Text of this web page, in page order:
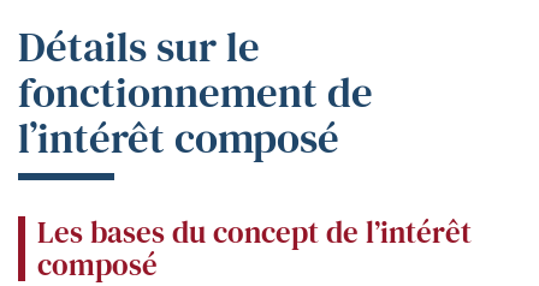
Détails sur le
fonctionnement de
l’intérêt composé
Les bases du concept de l’intérêt
composé